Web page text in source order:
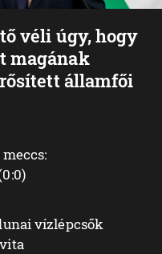
véli úgy, hogy
magának
államfői
vízlépcsők